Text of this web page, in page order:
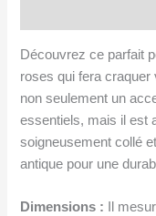
Découvrez ce parfait
roses qui fera
non seulement un
essentiels, mais il est
soigneusement collé
antique pour une
Dimensions : Il